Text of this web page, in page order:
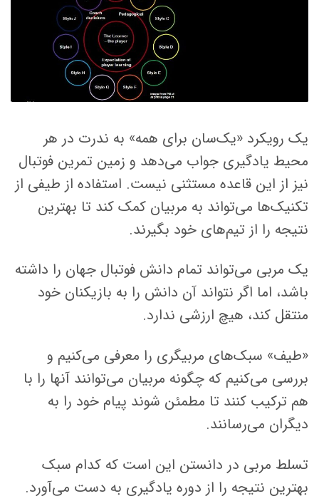
یک رویکرد «یک‌سان برای همه» به ندرت در هر
محیط یادگیری جواب می‌دهد و زمین تمرین فوتبال
نیز از این قاعده مستثنی نیست. استفاده از طیفی از
تکنیک‌ها می‌تواند به مربیان کمک کند تا بهترین
نتیجه را از تیم‌های خود بگیرند.
یک مربی می‌تواند تمام دانش فوتبال جهان را داشته
باشد، اما اگر نتواند آن دانش را به بازیکنان خود
منتقل کند، هیچ ارزشی ندارد.
«طیف» سبک‌های مربیگری را معرفی می‌کنیم و
بررسی می‌کنیم که چگونه مربیان می‌توانند آنها را با
هم ترکیب کنند تا مطمئن شوند پیام خود را به
دیگران می‌رسانند.
تسلط مربی در دانستن این است که کدام سبک
بهترین نتیجه را از دوره یادگیری به دست می‌آورد.